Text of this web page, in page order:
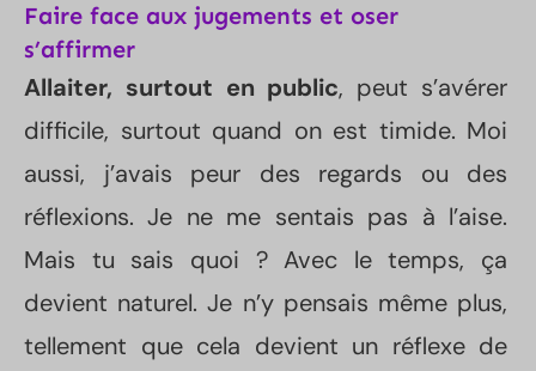
Faire face aux jugements et oser
s’affirmer
Allaiter, surtout en public, peut s’avérer
difficile, surtout quand on est timide. Moi
aussi, j’avais peur des regards ou des
réflexions. Je ne me sentais pas à l’aise.
Mais tu sais quoi ? Avec le temps, ça
devient naturel. Je n’y pensais même plus,
tellement que cela devient un réflexe de